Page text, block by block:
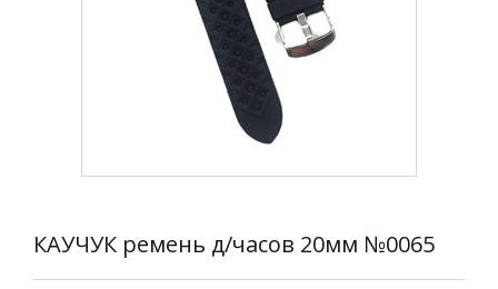
КАУЧУК ремень д/часов 20мм №0065